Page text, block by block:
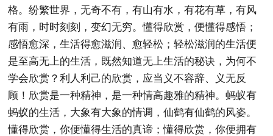
格。纷繁世界，无奇不有，有山有水，有花有草，有风
有雨，时时刻刻，变幻无穷。懂得欣赏，便懂得感悟；
感悟愈深，生活得愈滋润、愈轻松；轻松滋润的生活便
是至高无上的生活，既然知道无上生活的秘诀，为何不
学会欣赏？利人利己的欣赏，应当义不容辞、义无反
顾！欣赏是一种精神，是一种情高趣雅的精神。蚂蚁有
蚂蚁的生活，大象有大象的情调，仙鹤有仙鹤的风姿。
懂得欣赏，你便懂得生活的真谛；懂得欣赏，你便拥有